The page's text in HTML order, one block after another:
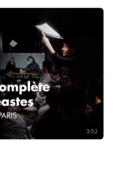
3:52